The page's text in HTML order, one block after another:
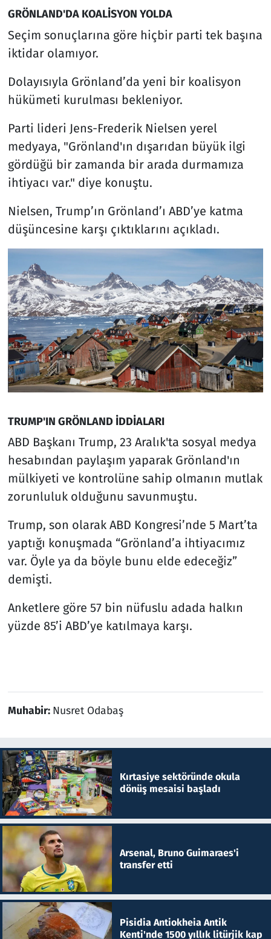
GRÖNLAND'DA KOALİSYON YOLDA
Seçim sonuçlarına göre hiçbir parti tek başına
iktidar olamıyor.
Dolayısıyla Grönland’da yeni bir koalisyon
hükümeti kurulması bekleniyor.
Parti lideri Jens-Frederik Nielsen yerel
medyaya, "Grönland'ın dışarıdan büyük ilgi
gördüğü bir zamanda bir arada durmamıza
ihtiyacı var." diye konuştu.
Nielsen, Trump’ın Grönland’ı ABD’ye katma
düşüncesine karşı çıktıklarını açıkladı.
TRUMP'IN GRÖNLAND İDDİALARI
ABD Başkanı Trump, 23 Aralık'ta sosyal medya
hesabından paylaşım yaparak Grönland'ın
mülkiyeti ve kontrolüne sahip olmanın mutlak
zorunluluk olduğunu savunmuştu.
Trump, son olarak ABD Kongresi’nde 5 Mart’ta
yaptığı konuşmada “Grönland’a ihtiyacımız
var. Öyle ya da böyle bunu elde edeceğiz”
demişti.
Anketlere göre 57 bin nüfuslu adada halkın
yüzde 85’i ABD’ye katılmaya karşı.
Muhabir: Nusret Odabaş
Kırtasiye sektöründe okula
dönüş mesaisi başladı
Arsenal, Bruno Guimaraes'i
transfer etti
Pisidia Antiokheia Antik
Kenti'nde 1500 yıllık litürjik kap